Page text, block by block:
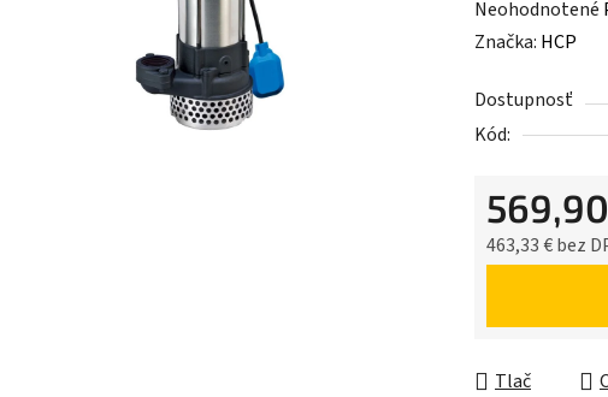
Priemerné
hodnotenie
je
0,0
hviezdičiek.
Neohodnotené
Značka: HCP
Dostupnosť
Kód:
463,33 € bez
Tlač